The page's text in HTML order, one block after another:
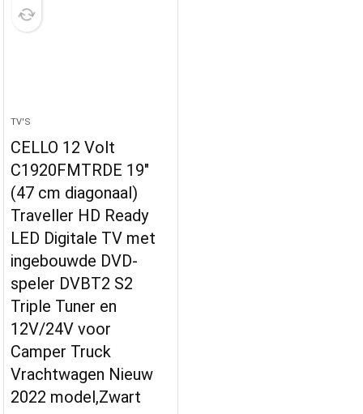
TV'S
CELLO 12 Volt
C1920FMTRDE 19″
(47 cm diagonaal)
Traveller HD Ready
LED Digitale TV met
ingebouwde DVD-
speler DVBT2 S2
Triple Tuner en
12V/24V voor
Camper Truck
Vrachtwagen Nieuw
2022 model,Zwart